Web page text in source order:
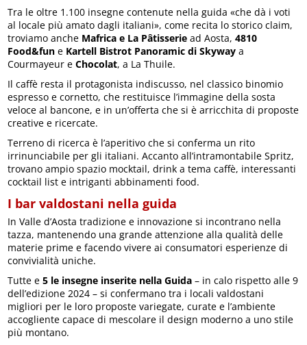
Tra le oltre 1.100 insegne contenute nella guida «che dà i voti
al locale più amato dagli italiani», come recita lo storico claim,
troviamo anche Mafrica e La Pâtisserie ad Aosta,4810
Food&fun e Kartell Bistrot Panoramic di Skyway a
Courmayeur eChocolat, a La Thuile.
Il caffè resta il protagonista indiscusso, nel classico binomio
espresso e cornetto, che restituisce l’immagine della sosta
veloce al bancone, e in un’offerta che si è arricchita di proposte
creative e ricercate.
Terreno di ricerca è l’aperitivo che si conferma un rito
irrinunciabile per gli italiani. Accanto all’intramontabile Spritz,
trovano ampio spazio mocktail, drink a tema caffè, interessanti
cocktail list e intriganti abbinamenti food.
I bar valdostani nella guida
In Valle d’Aosta tradizione e innovazione si incontrano nella
tazza, mantenendo una grande attenzione alla qualità delle
materie prime e facendo vivere ai consumatori esperienze di
convivialità uniche.
Tutte e5 le insegne inserite nella Guida – in calo rispetto alle 9
dell’edizione 2024 – si confermano tra i locali valdostani
migliori per le loro proposte variegate, curate e l’ambiente
accogliente capace di mescolare il design moderno a uno stile
più montano.